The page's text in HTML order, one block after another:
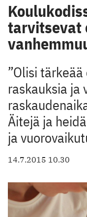
tarvitsevat
”Olisi
raskauksia ja
Äitejä ja
ja
14.7.2015 10.30